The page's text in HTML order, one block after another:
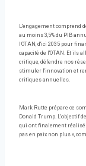
L'engagement comprend
au moins 3,5% du PIB
l'OTAN, d'ici 2035 pour
capacité de l'OTAN. Et ils
critique, défendre nos
stimuler l'innovation et
critiques annuelles.
Mark Rutte prépare ce
Donald Trump. L'objectif
qui ont finalement réalisé
pas en paix non plus »,